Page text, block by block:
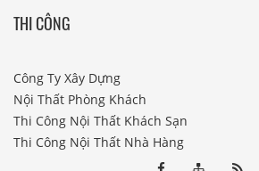
THI CÔNG
Công Ty Xây Dựng
Nội Thất Phòng Khách
Thi Công Nội Thất Khách Sạn
Thi Công Nội Thất Nhà Hàng